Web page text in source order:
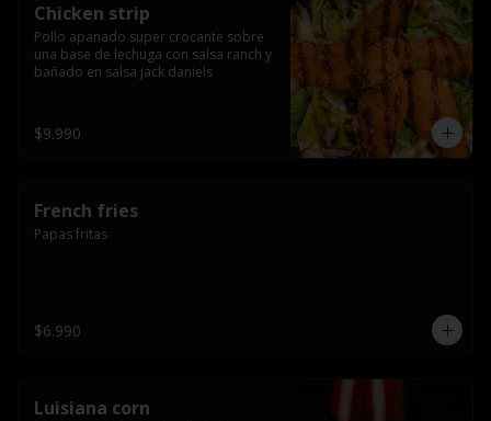
Chicken strip
Pollo apanado super crocante sobre
una base de lechuga con salsa ranch y
bañado en salsa jack daniels
$9.990
French fries
Papas fritas
$6.990
Luisiana corn